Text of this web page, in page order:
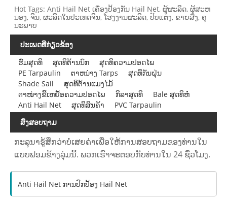
Hot Tags: Anti Hail Net ເຄື່ອງປ້ອງກັນ Hail Net, ຜູ້ຜະລິດ, ຜູ້ສະຫ
ນອງ, ຈີນ, ຜະລິດໃນປະເທດຈີນ, ໂຮງງານຜະລິດ, ປັບແຕ່ງ, ຂາຍສົ່ງ, ຄຸ
ນະພາບ
ປະເພດທີ່ກ່ຽວຂ້ອງ
ຮົ່ມສຸດທິ
ສຸດທິຕ້ານນົກ
ສຸດທິຄວາມປອດໄພ
PE Tarpaulin
ຕາຫນ່າງ Tarps
ສຸດທິກັນຝຸ່ນ
Shade Sail
ສຸດທິຕ້ານແມງໄມ້
ຕາໜ່າງຂີ້ເຫຍື້ອຄວາມປອດໄພ
ກິລາສຸດທິ
Bale ສຸດທິຫໍ່
Anti Hail Net
ສຸດທິສິນຄ້າ
PVC Tarpaulin
ສົ່ງສອບຖາມ
ກະລຸນາຮູ້ສຶກວ່າບໍ່ເສຍຄ່າເພື່ອໃຫ້ການສອບຖາມຂອງທ່ານໃນ
ແບບຟອມຂ້າງລຸ່ມນີ້. ພວກເຮົາຈະຕອບກັບທ່ານໃນ 24 ຊົ່ວໂມງ.